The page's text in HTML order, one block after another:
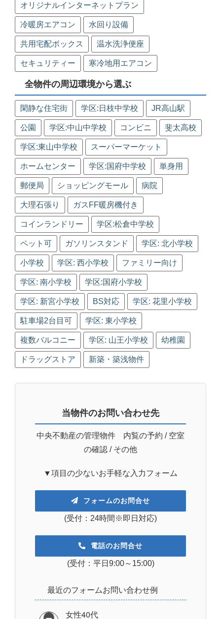
オリジナルインターネットプラン
冷暖房エアコン 水回り設備
共用宅配ボックス 温水洗浄便座
セキュリティー 寒冷地用エアコン
全物件の周辺環境から選ぶ
閑静な住宅街 学区:日枝中学校 JR高山駅
公園 学区:中山中学校 コンビニ 斐太高校
学区:東山中学校 スーパーマーケット
ホームセンター 学区:国府中学校 単身用
郵便局 ショッピングモール 病院
大理石張り ガスFF暖房機付き
コインランドリー 学区:松倉中学校
ペット可 ガソリンスタンド 学区: 北小学校
小学校 学区: 西小学校 ファミリー向け
学区: 南小学校 学区:国府小学校
学区: 新宮小学校 BS対応 学区: 花里小学校
駐車場2台目可 学区: 東小学校
複数バルコニー 学区: 山王小学校 幼稚園
ドラッグストア 新築・築浅物件
当物件のお問い合わせ先
中央不動産の管理物件 内覧の予約 / 空室
の確認 / その他
▼項目の少ないお手軽な入力フォーム
フォームのお問合せ
(受付：24時間※即日対応)
電話のお問合せ
(受付：平日9:00～15:00)
最近のフォームお問い合わせ例
女性40代